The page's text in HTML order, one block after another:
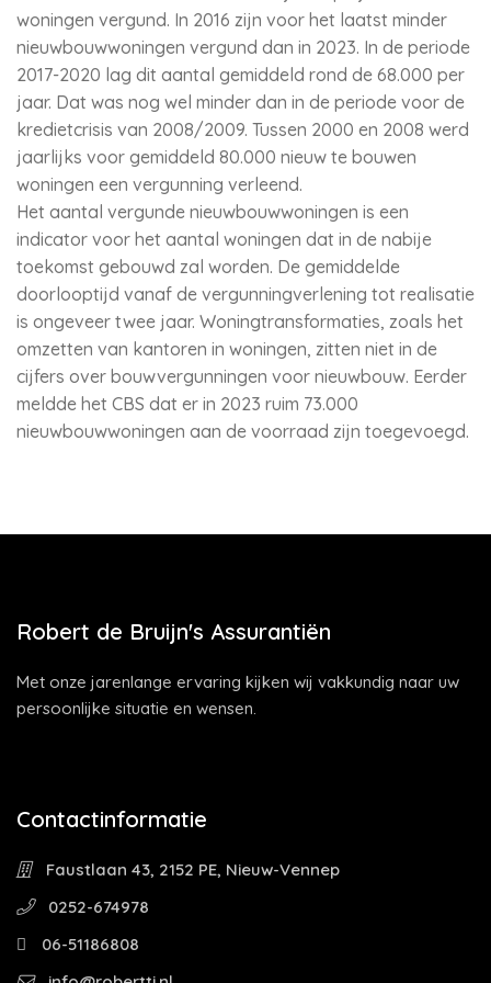
woningen vergund. In 2016 zijn voor het laatst minder
nieuwbouwwoningen vergund dan in 2023. In de periode
2017-2020 lag dit aantal gemiddeld rond de 68.000 per
jaar. Dat was nog wel minder dan in de periode voor de
kredietcrisis van 2008/2009. Tussen 2000 en 2008 werd
jaarlijks voor gemiddeld 80.000 nieuw te bouwen
woningen een vergunning verleend.
Het aantal vergunde nieuwbouwwoningen is een
indicator voor het aantal woningen dat in de nabije
toekomst gebouwd zal worden. De gemiddelde
doorlooptijd vanaf de vergunningverlening tot realisatie
is ongeveer twee jaar. Woningtransformaties, zoals het
omzetten van kantoren in woningen, zitten niet in de
cijfers over bouwvergunningen voor nieuwbouw. Eerder
meldde het CBS dat er in 2023 ruim 73.000
nieuwbouwwoningen aan de voorraad zijn toegevoegd.
Robert de Bruijn's Assurantiën
Met onze jarenlange ervaring kijken wij vakkundig naar uw
persoonlijke situatie en wensen.
Contactinformatie
Faustlaan 43, 2152 PE, Nieuw-Vennep
0252-674978
06-51186808